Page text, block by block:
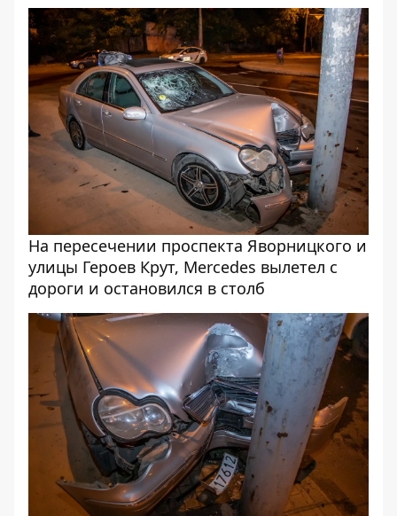
На пересечении проспекта Яворницкого и
улицы Героев Крут, Mercedes вылетел с
дороги и остановился в столб